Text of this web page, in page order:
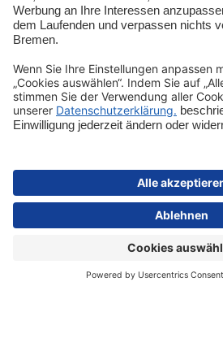
Entdecken
Shop-Service
Sicher bezahlen